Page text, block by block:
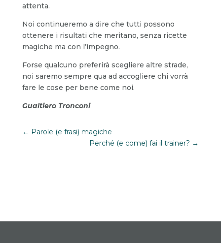
attenta.
Noi continueremo a dire che tutti possono
ottenere i risultati che meritano, senza ricette
magiche ma con l’impegno.
Forse qualcuno preferirà scegliere altre strade,
noi saremo sempre qua ad accogliere chi vorrà
fare le cose per bene come noi.
Gualtiero Tronconi
← Parole (e frasi) magiche
Perché (e come) fai il trainer? →